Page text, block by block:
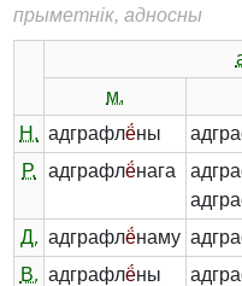
прыметнік, адносны
м.
Н. адграфлё́ны
Р.
адграфлё́нага
Д. адграфлё́наму
В. адграфлё́ны